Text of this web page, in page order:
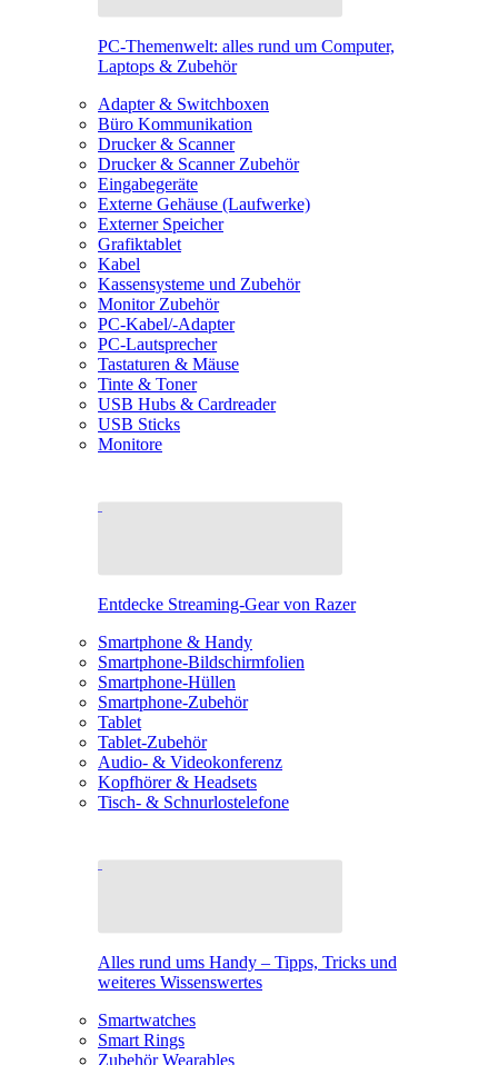
PC-Themenwelt: alles rund um Computer,
Laptops & Zubehör
Adapter & Switchboxen
Büro Kommunikation
Drucker & Scanner
Drucker & Scanner Zubehör
Eingabegeräte
Externe Gehäuse (Laufwerke)
Externer Speicher
Grafiktablet
Kabel
Kassensysteme und Zubehör
Monitor Zubehör
PC-Kabel/-Adapter
PC-Lautsprecher
Tastaturen & Mäuse
Tinte & Toner
USB Hubs & Cardreader
USB Sticks
Monitore
Entdecke Streaming-Gear von Razer
Smartphone & Handy
Smartphone-Bildschirmfolien
Smartphone-Hüllen
Smartphone-Zubehör
Tablet
Tablet-Zubehör
Audio- & Videokonferenz
Kopfhörer & Headsets
Tisch- & Schnurlostelefone
Alles rund ums Handy – Tipps, Tricks und
weiteres Wissenswertes
Smartwatches
Smart Rings
Zubehör Wearables